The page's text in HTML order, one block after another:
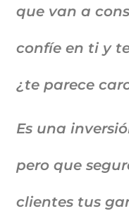
que van a
confíe en ti y
¿te parece
Es una
pero que
clientes tus